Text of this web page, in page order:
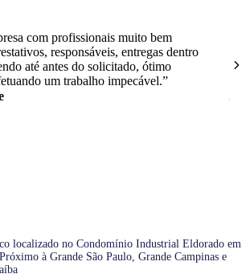
com profissionais muito bem
responsáveis, entregas dentro
até antes do solicitado, ótimo
um trabalho impecável.”
a
localizado no Condomínio Industrial Eldorado em
à Grande São Paulo, Grande Campinas e